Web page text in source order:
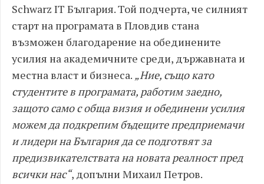
Schwarz IT България. Той подчерта, че силният
старт на програмата в Пловдив стана
възможен благодарение на обединените
усилия на академичните среди, държавната и
местна власт и бизнеса. „Ние, също като
студентите в програмата, работим заедно,
защото само с обща визия и обединени усилия
можем да подкрепим бъдещите предприемачи
и лидери на България да се подготвят за
предизвикателствата на новата реалност пред
всички нас“, допълни Михаил Петров.